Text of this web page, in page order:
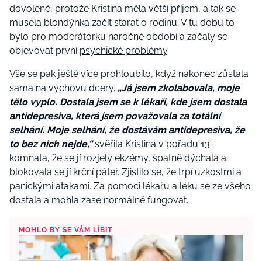
dovolené, protože Kristina měla větší příjem, a tak se
musela blondýnka začít starat o rodinu. V tu dobu to
bylo pro moderátorku náročné období a začaly se
objevovat první psychické problémy.
Vše se pak ještě více prohloubilo, když nakonec zůstala
sama na výchovu dcery. „Já jsem zkolabovala, moje
tělo vyplo. Dostala jsem se k lékaři, kde jsem dostala
antidepresiva, která jsem považovala za totální
selhání. Moje selhání, že dostávám antidepresiva, že
to bez nich nejde,“svěřila Kristina v pořadu 13.
komnata, že se jí rozjely ekzémy, špatně dýchala a
blokovala se jí krční páteř. Zjistilo se, že trpí úzkostmi a
panickými atakami. Za pomoci lékařů a léků se ze všeho
dostala a mohla zase normálně fungovat.
MOHLO BY SE VÁM LÍBIT